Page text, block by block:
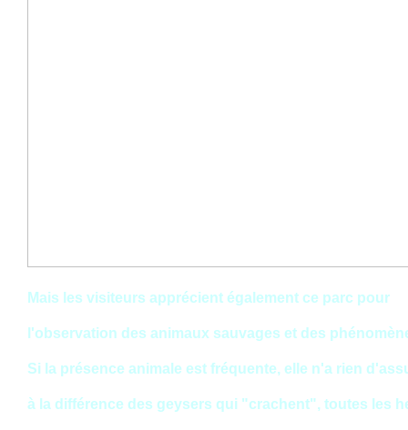
Mais les visiteurs apprécient également ce parc pour
l'observation des animaux sauvages et des
Si la présence animale est fréquente, elle n'a rien
à la différence des geysers qui "crachent", toutes les